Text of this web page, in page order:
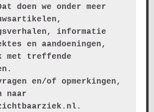
doen we onder meer
informatie
en aandoeningen,
met treffende
en/of opmerkingen,
naar